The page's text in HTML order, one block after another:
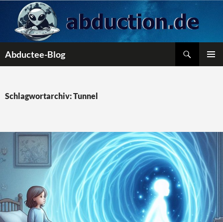
Inhalt
springen
Abductee-Blog
Schlagwortarchiv: Tunnel